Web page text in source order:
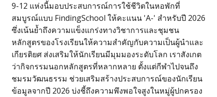
9-12 แห่งนี้มอบประสบการณ์การใช้ชีวิตในหอพักที่
สมบูรณ์แบบ FindingSchool ให้คะแนน 'A-' สำหรับปี 2026
ซึ่งเน้นย้ำถึงความแข็งแกร่งทางวิชาการและชุมชน
หลักสูตรของโรงเรียนให้ความสำคัญกับความเป็นผู้นำและ
เกียรติยศ ส่งเสริมให้นักเรียนมีมุมมองระดับโลก เราสังเกต
ว่ากิจกรรมนอกหลักสูตรที่หลากหลาย ตั้งแต่กีฬาไปจนถึง
ชมรมวัฒนธรรม ช่วยเสริมสร้างประสบการณ์ของนักเรียน
ข้อมูลจากปี 2026 บ่งชี้ถึงความพึงพอใจสูงในหมู่ผู้ปกครอง